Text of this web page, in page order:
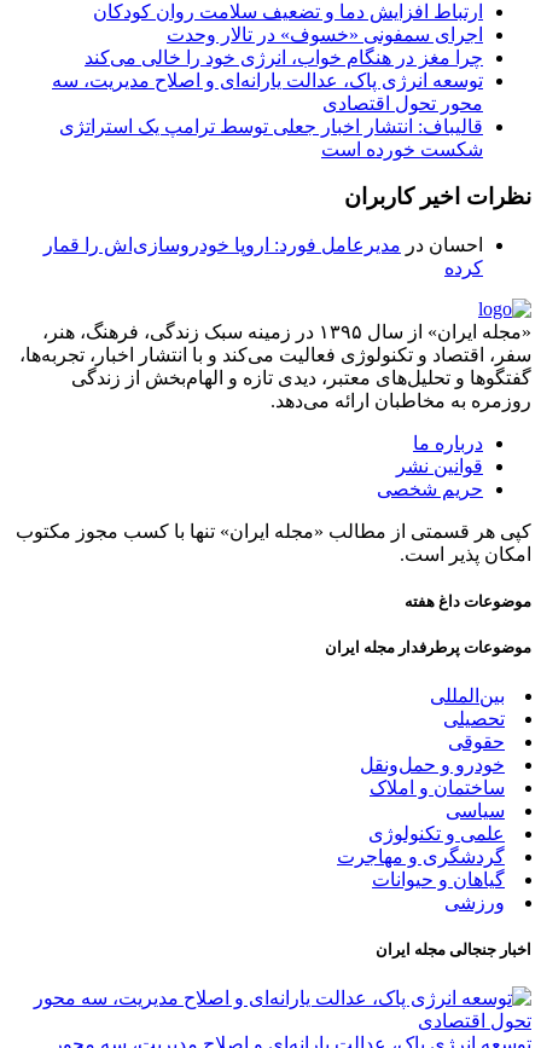
ارتباط افزایش دما و تضعیف سلامت روان کودکان
اجرای سمفونی «خسوف» در تالار وحدت
چرا مغز در هنگام خواب، انرژی خود را خالی می‌کند
توسعه انرژی پاک، عدالت یارانه‌ای و اصلاح مدیریت، سه
محور تحول اقتصادی
قالیباف: انتشار اخبار جعلی توسط ترامپ یک استراتژی
شکست خورده است
نظرات اخیر کاربران
احسان در مدیرعامل فورد: اروپا خودروسازی‌اش را قمار
کرده
«مجله ایران» از سال ۱۳۹۵ در زمینه سبک زندگی، فرهنگ، هنر،
سفر، اقتصاد و تکنولوژی فعالیت می‌کند و با انتشار اخبار، تجربه‌ها،
گفتگوها و تحلیل‌های معتبر، دیدی تازه و الهام‌بخش از زندگی
روزمره به مخاطبان ارائه می‌دهد.
درباره ما
قوانین نشر
حریم شخصی
کپی هر قسمتی از مطالب «مجله ایران» تنها با کسب مجوز مکتوب
امکان پذیر است.
موضوعات داغ هفته
موضوعات پرطرفدار مجله ایران
بین‌المللی
تحصیلی
حقوقی
خودرو و حمل‌و‌نقل
ساختمان و املاک
سیاسی
علمی و تکنولوژی
گردشگری و مهاجرت
گیاهان و حیوانات
ورزشی
اخبار جنجالی مجله ایران